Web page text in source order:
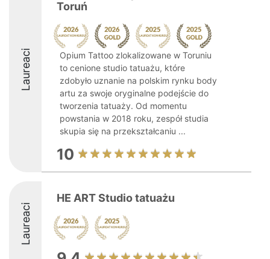
Laureaci
Toruń
Opium Tattoo zlokalizowane w Toruniu
to cenione studio tatuażu, które
zdobyło uznanie na polskim rynku body
artu za swoje oryginalne podejście do
tworzenia tatuaży. Od momentu
powstania w 2018 roku, zespół studia
skupia się na przekształcaniu ...
10
Laureaci
HE ART Studio tatuażu